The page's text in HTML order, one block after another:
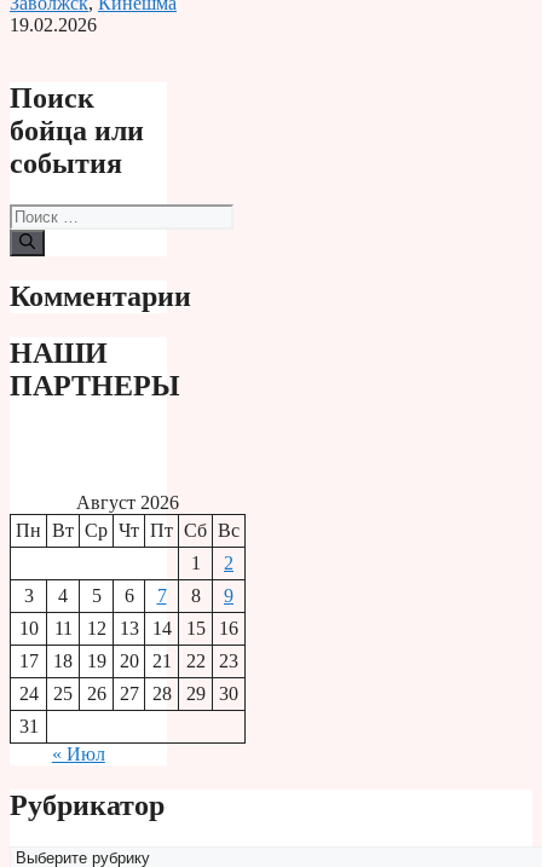
19.02.2026
Поиск
бойца или
события
Поиск:
Комментарии
НАШИ
ПАРТНЕРЫ
Август 2026
Пн Вт Ср Чт Пт Сб Вс
1
2
3
4 5 6 7 8
9
10
11 12 13 14 15
16
17
18 19 20 21 22
23
24
25 26 27 28 29
30
31
« Июл
Рубрикатор
Рубрикатор